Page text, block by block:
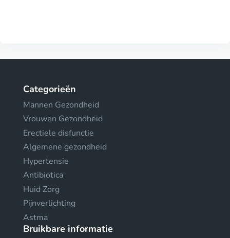
Categorieën
Mannen Gezondheid
Vrouwen Gezondheid
Erectiele disfunctie
Algemene gezondheid
Hypertensie
Antibiotica
Huid Zorg
Pijnverlichting
Astma
Bruikbare informatie